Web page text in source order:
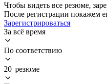
Чтобы видеть все резюме,
После регистрации покажем
Зарегистрироваться
За всё время
По соответствию
20 резюме